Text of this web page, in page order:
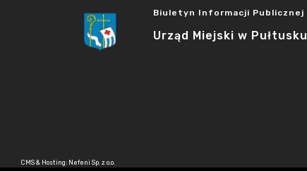
Biuletyn Informacji Publicznej
Urząd Miejski w Pułtusku
CMS & Hosting: Nefeni Sp. z o.o.